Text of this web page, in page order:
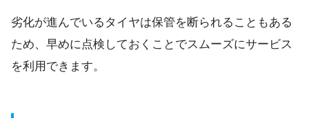
劣化が進んでいるタイヤは保管を断られることもある
ため、早めに点検しておくことでスムーズにサービス
を利用できます。